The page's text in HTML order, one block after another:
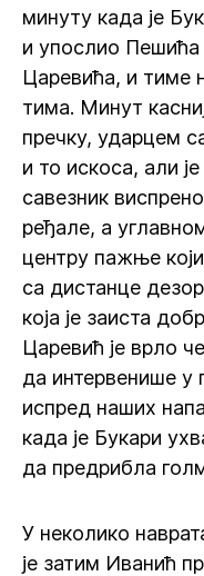
минуту када је
и упослио Пешића
Царевића, и тиме
тима. Минут
пречку, ударцем
и то искоса, али
савезник
ређале, а
центру пажње
са дистанце
која је заиста
Царевић је врло
да интервенише
испред наших
када је Букари
да предрибла
У неколико
је затим Иванић